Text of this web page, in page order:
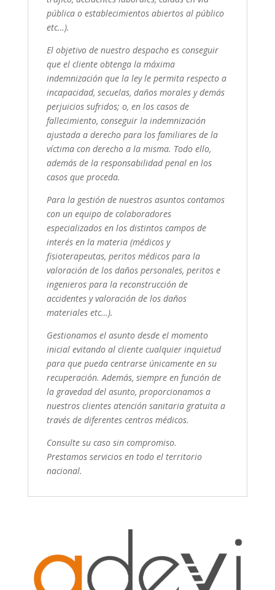
pública o establecimientos abiertos al público
etc…).
El objetivo de nuestro despacho es conseguir
que el cliente obtenga la máxima
indemnización que la ley le permita respecto a
incapacidad, secuelas, daños morales y demás
perjuicios sufridos; o, en los casos de
fallecimiento, conseguir la indemnización
ajustada a derecho para los familiares de la
víctima con derecho a la misma. Todo ello,
además de la responsabilidad penal en los
casos que proceda.
Para la gestión de nuestros asuntos contamos
con un equipo de colaboradores
especializados en los distintos campos de
interés en la materia (médicos y
fisioterapeutas, peritos médicos para la
valoración de los daños personales, peritos e
ingenieros para la reconstrucción de
accidentes y valoración de los daños
materiales etc…).
Gestionamos el asunto desde el momento
inicial evitando al cliente cualquier inquietud
para que pueda centrarse únicamente en su
recuperación. Además, siempre en función de
la gravedad del asunto, proporcionamos a
nuestros clientes atención sanitaria gratuita a
través de diferentes centros médicos.
Consulte su caso sin compromiso.
Prestamos servicios en todo el territorio
nacional.